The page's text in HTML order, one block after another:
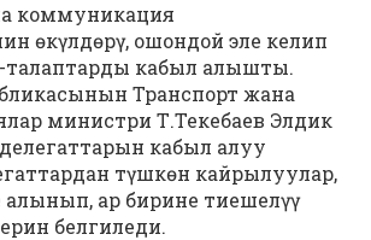
коммуникация
өкүлдөрү, ошондой эле келип
кабыл алышты.
Транспорт жана
министри Т.Текебаев Элдик
кабыл алуу
түшкөн кайрылуулар,
алынып, ар бирине тиешелүү
белгиледи.